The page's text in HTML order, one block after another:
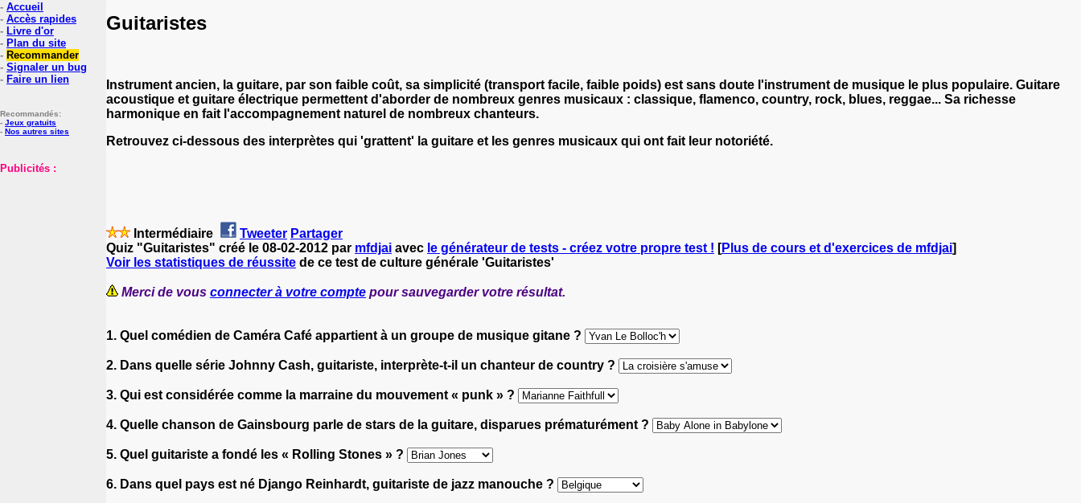
- Accueil
- Accès rapides
- Livre d'or
- Plan du site
- Recommander
- Signaler un bug
- Faire un lien
Recommandés:
- Jeux gratuits
- Nos autres sites
Publicités :
Guitaristes
Instrument ancien, la guitare, par son faible coût, sa simplicité (transport facile, faible poids) est sans doute l'instrument de musique le plus populaire. Guitare
acoustique et guitare électrique permettent d'aborder de nombreux genres musicaux : classique, flamenco, country, rock, blues, reggae... Sa richesse
harmonique en fait l'accompagnement naturel de nombreux chanteurs.
Retrouvez ci-dessous des interprètes qui 'grattent' la guitare et les genres musicaux qui ont fait leur notoriété.
Intermédiaire Tweeter Partager
Quiz "Guitaristes" créé le 08-02-2012 par mfdjai avec le générateur de tests - créez votre propre test ! [Plus de cours et d'exercices de mfdjai]
Voir les statistiques de réussite de ce test de culture générale 'Guitaristes'
Merci de vous connecter à votre compte pour sauvegarder votre résultat.
1. Quel comédien de Caméra Café appartient à un groupe de musique gitane ?
2. Dans quelle série Johnny Cash, guitariste, interprète-t-il un chanteur de country ?
3. Qui est considérée comme la marraine du mouvement « punk » ?
4. Quelle chanson de Gainsbourg parle de stars de la guitare, disparues prématurément ?
5. Quel guitariste a fondé les « Rolling Stones » ?
6. Dans quel pays est né Django Reinhardt, guitariste de jazz manouche ?